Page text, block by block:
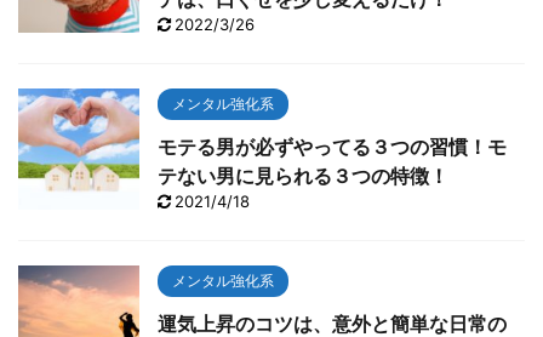
2022/3/26
メンタル強化系
モテる男が必ずやってる３つの習慣！モ
テない男に見られる３つの特徴！
2021/4/18
メンタル強化系
運気上昇のコツは、意外と簡単な日常の